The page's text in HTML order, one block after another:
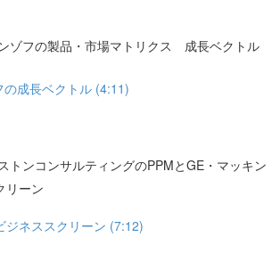
ゾフの製品・市場マトリクス 成長ベクトル
の成長ベクトル (4:11)
ンコンサルティングのPPMとGE・マッキン
リーン
ジネススクリーン (7:12)